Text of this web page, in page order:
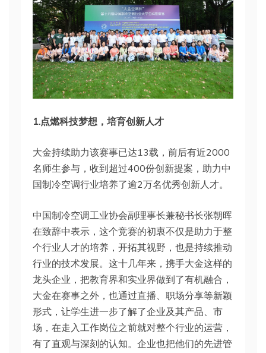
1.点燃科技梦想，培育创新人才
大金持续助力该赛事已达13载，前后有近2000
名师生参与，收到超过400份创新提案，助力中
国制冷空调行业培养了逾2万名优秀创新人才。
中国制冷空调工业协会副理事长兼秘书长张朝晖
在致辞中表示，这个竞赛的初衷不仅是助力于整
个行业人才的培养，开拓其视野，也是持续推动
行业的技术发展。这十几年来，携手大金这样的
龙头企业，把教育界和实业界做到了有机融合，
大金在赛事之外，也通过直播、职场分享等新颖
形式，让学生进一步了解了企业及其产品、市
场，在走入工作岗位之前就对整个行业的运营，
有了直观与深刻的认知。企业也把他们的先进管